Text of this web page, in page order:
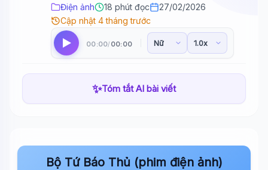
Điện ảnh 18 phút đọc
27/02/2026
Cập nhật 4 tháng trước
00:00/ 00:00
✨Tóm tắt AI bài viết
Bộ Tứ Báo Thủ (phim điện ảnh)